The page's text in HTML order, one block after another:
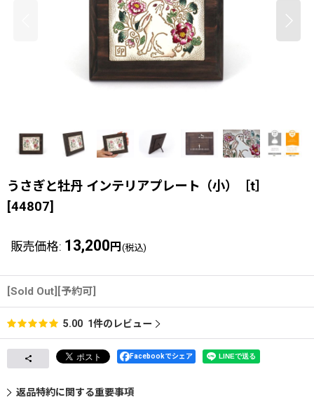
うさぎと牡丹 インテリアプレート（小）［t］
[44807]
販売価格: 13,200 円 (税込)
[Sold Out][予約可]
5.00 1件のレビュー
Facebookでシェア
返品特約に関する重要事項